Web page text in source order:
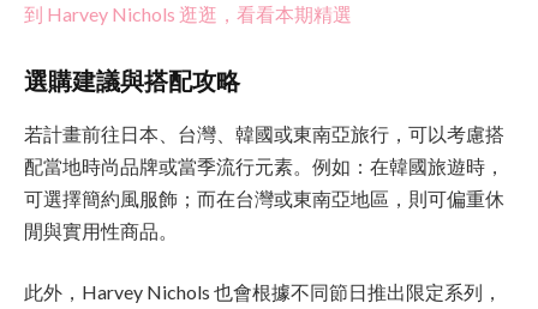
到 Harvey Nichols 逛逛，看看本期精選
選購建議與搭配攻略
若計畫前往日本、台灣、韓國或東南亞旅行，可以考慮搭
配當地時尚品牌或當季流行元素。例如：在韓國旅遊時，
可選擇簡約風服飾；而在台灣或東南亞地區，則可偏重休
閒與實用性商品。
此外，Harvey Nichols 也會根據不同節日推出限定系列，